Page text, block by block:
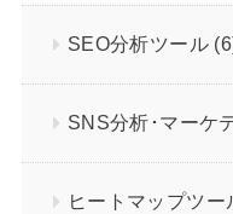
SEO分析ツール
SNS分析･マーケ
ヒートマップツー